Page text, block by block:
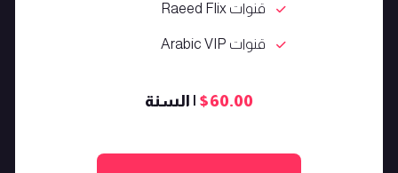
قنوات Raeed Flix
قنوات Arabic VIP
$60.00 | السنة